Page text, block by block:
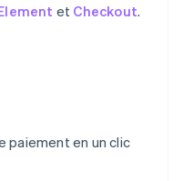
et Checkout.
paiement en un clic